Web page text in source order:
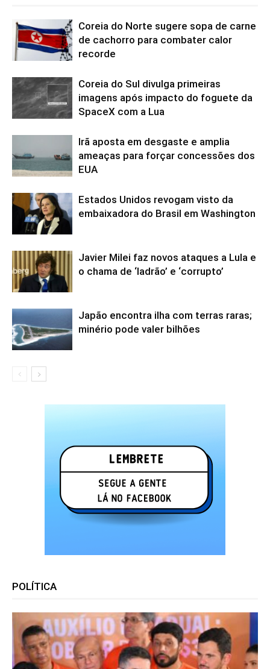
Coreia do Norte sugere sopa de carne
de cachorro para combater calor
recorde
Coreia do Sul divulga primeiras
imagens após impacto do foguete da
SpaceX com a Lua
Irã aposta em desgaste e amplia
ameaças para forçar concessões dos
EUA
Estados Unidos revogam visto da
embaixadora do Brasil em Washington
Javier Milei faz novos ataques a Lula e
o chama de ‘ladrão’ e ‘corrupto’
Japão encontra ilha com terras raras;
minério pode valer bilhões
POLÍTICA